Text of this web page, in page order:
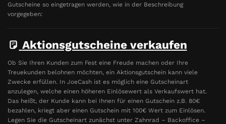
Gutscheine so eingetragen werden, wie in der Beschreibung
vorgegeben:
Aktionsgutscheine verkaufen
Ob Sie Ihren Kunden zum Fest eine Freude machen oder Ihre
Treuekunden belohnen möchten, ein Aktionsgutschein kann viele
Zwecke erfüllen. In JoeCash ist es möglich eine Gutscheinart
anzulegen, welche einen höheren Einlösewert als Verkaufswert hat.
Das heißt, der Kunde kann bei Ihnen für einen Gutschein z.B. 80€
bezahlen, kriegt aber einen Gutschein mit 100€ Wert zum Einlösen.
Legen Sie die Gutscheinart zunächst unter Zahnrad – Backoffice –